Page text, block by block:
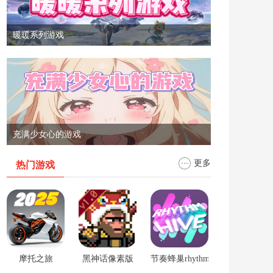
暖暖系列游戏
充满少女心的游戏
热门游戏 更多
摩托之旅 黑神话像素版 节奏蜂巢rhythm hive